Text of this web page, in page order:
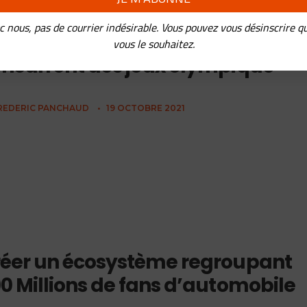
phénomène League Of Legends,
des jeux olympique
PANCHAUD • 19 OCTOBRE 2021
un écosystème regroupant
Millions de fans d’automobile
nous, pas de courrier indésirable. Vous pouvez vous désinscrire
vous le souhaitez.